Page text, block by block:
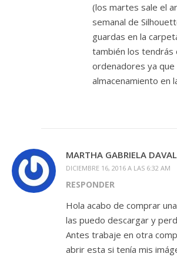
(los martes sale el
semanal de
guardas en la
también los tendrás
ordenadores ya que
almacenamiento en
MARTHA GABRIELA
DICIEMBRE 16, 2016 A LAS 6:32 AM
RESPONDER
Hola acabo de comprar
las puedo descargar y
Antes trabaje en otra
abrir esta si tenía mis